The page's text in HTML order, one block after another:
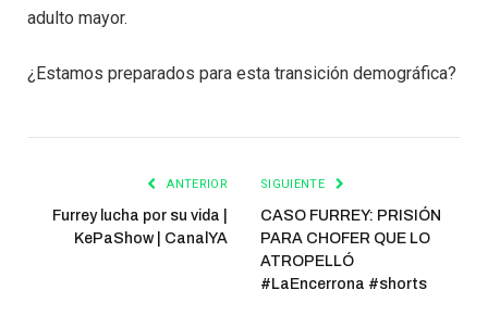
adulto mayor.
¿Estamos preparados para esta transición demográfica?
ANTERIOR
Furrey lucha por su vida |
KePaShow | CanalYA
SIGUIENTE
CASO FURREY: PRISIÓN
PARA CHOFER QUE LO
ATROPELLÓ
#LaEncerrona #shorts